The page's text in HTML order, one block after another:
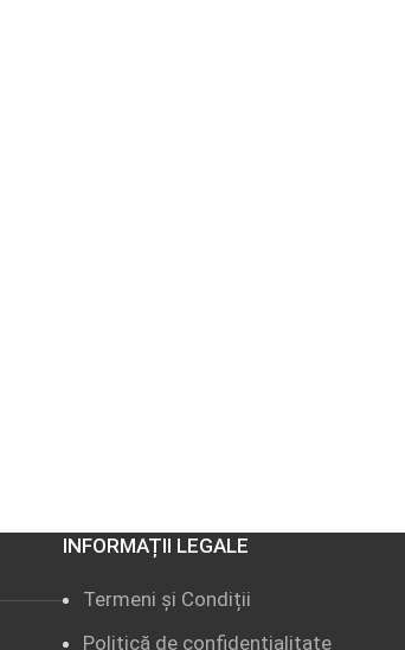
INFORMAȚII LEGALE
Termeni și Condiții
Politică de confidențialitate